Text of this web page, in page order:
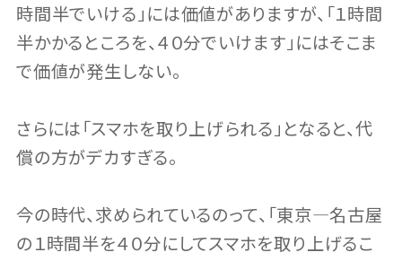
時間半でいける」には価値がありますが、「１時間
半かかるところを、４０分でいけます」にはそこま
で価値が発生しない。
さらには「スマホを取り上げられる」となると、代
償の方がデカすぎる。
今の時代、求められているのって、「東京―名古屋
の１時間半を４０分にしてスマホを取り上げるこ